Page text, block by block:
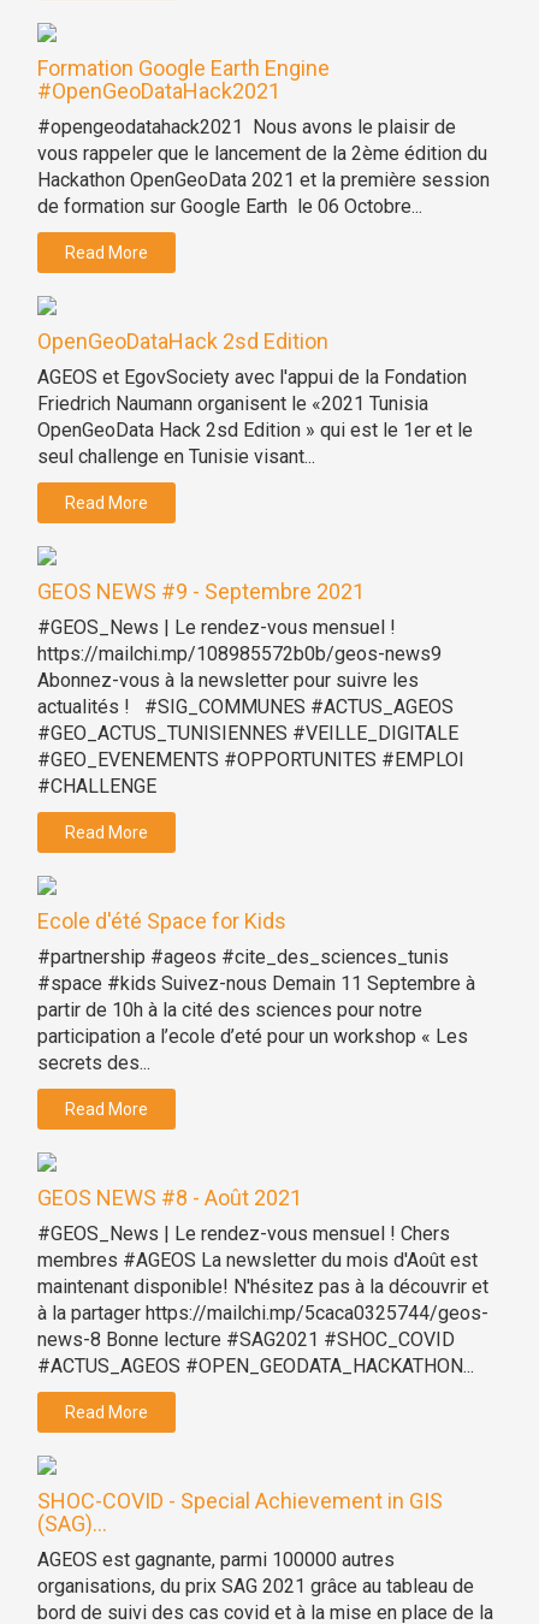
Formation Google Earth Engine
#OpenGeoDataHack2021
#opengeodatahack2021 Nous avons le plaisir de
vous rappeler que le lancement de la 2ème édition du
Hackathon OpenGeoData 2021 et la première session
de formation sur Google Earth le 06 Octobre...
Read More
OpenGeoDataHack 2sd Edition
AGEOS et EgovSociety avec l'appui de la Fondation
Friedrich Naumann organisent le «2021 Tunisia
OpenGeoData Hack 2sd Edition » qui est le 1er et le
seul challenge en Tunisie visant...
Read More
GEOS NEWS #9 - Septembre 2021
#GEOS_News | Le rendez-vous mensuel !
https://mailchi.mp/108985572b0b/geos-news9
Abonnez-vous à la newsletter pour suivre les
actualités ! #SIG_COMMUNES #ACTUS_AGEOS
#GEO_ACTUS_TUNISIENNES #VEILLE_DIGITALE
#GEO_EVENEMENTS #OPPORTUNITES #EMPLOI
#CHALLENGE
Read More
Ecole d'été Space for Kids
#partnership #ageos #cite_des_sciences_tunis
#space #kids Suivez-nous Demain 11 Septembre à
partir de 10h à la cité des sciences pour notre
participation a l’ecole d’eté pour un workshop « Les
secrets des...
Read More
GEOS NEWS #8 - Août 2021
#GEOS_News | Le rendez-vous mensuel ! Chers
membres #AGEOS La newsletter du mois d'Août est
maintenant disponible! N'hésitez pas à la découvrir et
à la partager https://mailchi.mp/5caca0325744/geos-
news-8 Bonne lecture #SAG2021 #SHOC_COVID
#ACTUS_AGEOS #OPEN_GEODATA_HACKATHON...
Read More
SHOC-COVID - Special Achievement in GIS
(SAG)...
AGEOS est gagnante, parmi 100000 autres
organisations, du prix SAG 2021 grâce au tableau de
bord de suivi des cas covid et à la mise en place de la